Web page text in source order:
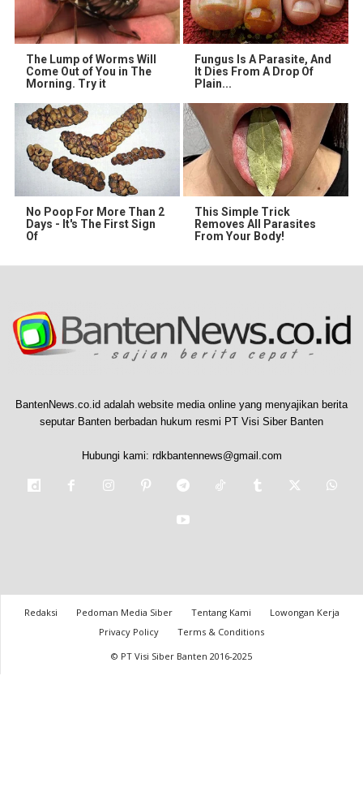
The Lump of Worms Will
Come Out of You in The
Morning. Try it
Fungus Is A Parasite, And
It Dies From A Drop Of
Plain...
No Poop For More Than 2
Days - It's The First Sign
Of
This Simple Trick
Removes All Parasites
From Your Body!
BantenNews.co.id adalah website media online yang menyajikan berita
seputar Banten berbadan hukum resmi PT Visi Siber Banten
Hubungi kami: rdkbantennews@gmail.com
Redaksi Pedoman Media Siber Tentang Kami
Lowongan Kerja
Privacy Policy
Terms & Conditions
© PT Visi Siber Banten 2016-2025